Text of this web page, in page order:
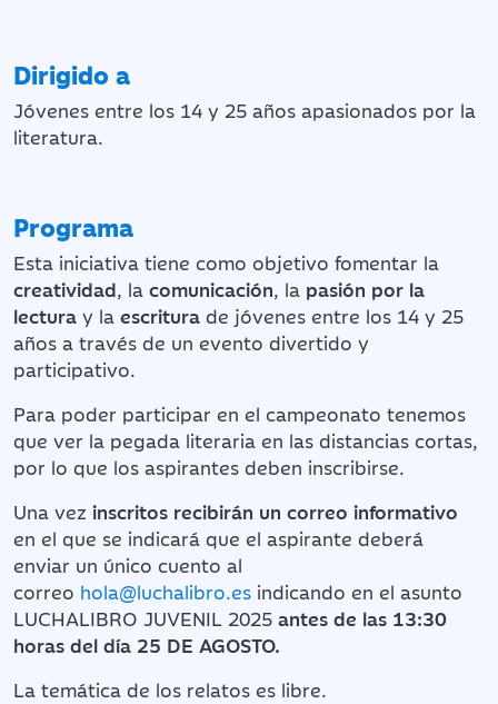
Dirigido a
Jóvenes entre los 14 y 25 años apasionados por la
literatura.
Programa
Esta iniciativa tiene como objetivo fomentar la
creatividad, la comunicación, la pasión por la
lectura y la escritura de jóvenes entre los 14 y 25
años a través de un evento divertido y
participativo.
Para poder participar en el campeonato tenemos
que ver la pegada literaria en las distancias cortas,
por lo que los aspirantes deben inscribirse.
Una vez inscritos recibirán un correo informativo
en el que se indicará que el aspirante deberá
enviar un único cuento al
correo hola@luchalibro.es indicando en el asunto
LUCHALIBRO JUVENIL 2025 antes de las 13:30
horas del día 25 DE AGOSTO.
La temática de los relatos es libre.